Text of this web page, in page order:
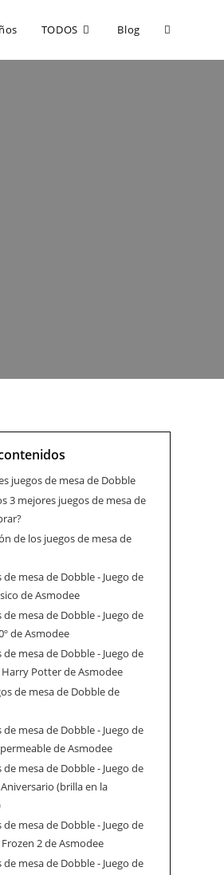
TODOS Blog
juegos de mesa de Dobble
3 mejores juegos de mesa de
de los juegos de mesa de
de mesa de Dobble - Juego de
de Asmodee
de mesa de Dobble - Juego de
de Asmodee
de mesa de Dobble - Juego de
Potter de Asmodee
de mesa de Dobble de
de mesa de Dobble - Juego de
de Asmodee
de mesa de Dobble - Juego de
(brilla en la
de mesa de Dobble - Juego de
2 de Asmodee
de mesa de Dobble - Juego de